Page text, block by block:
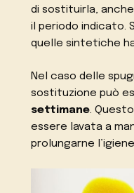
di sostituirla,
il periodo indicato.
quelle sintetiche
Nel caso delle
sostituzione può
settimane.
essere lavata a
prolungarne